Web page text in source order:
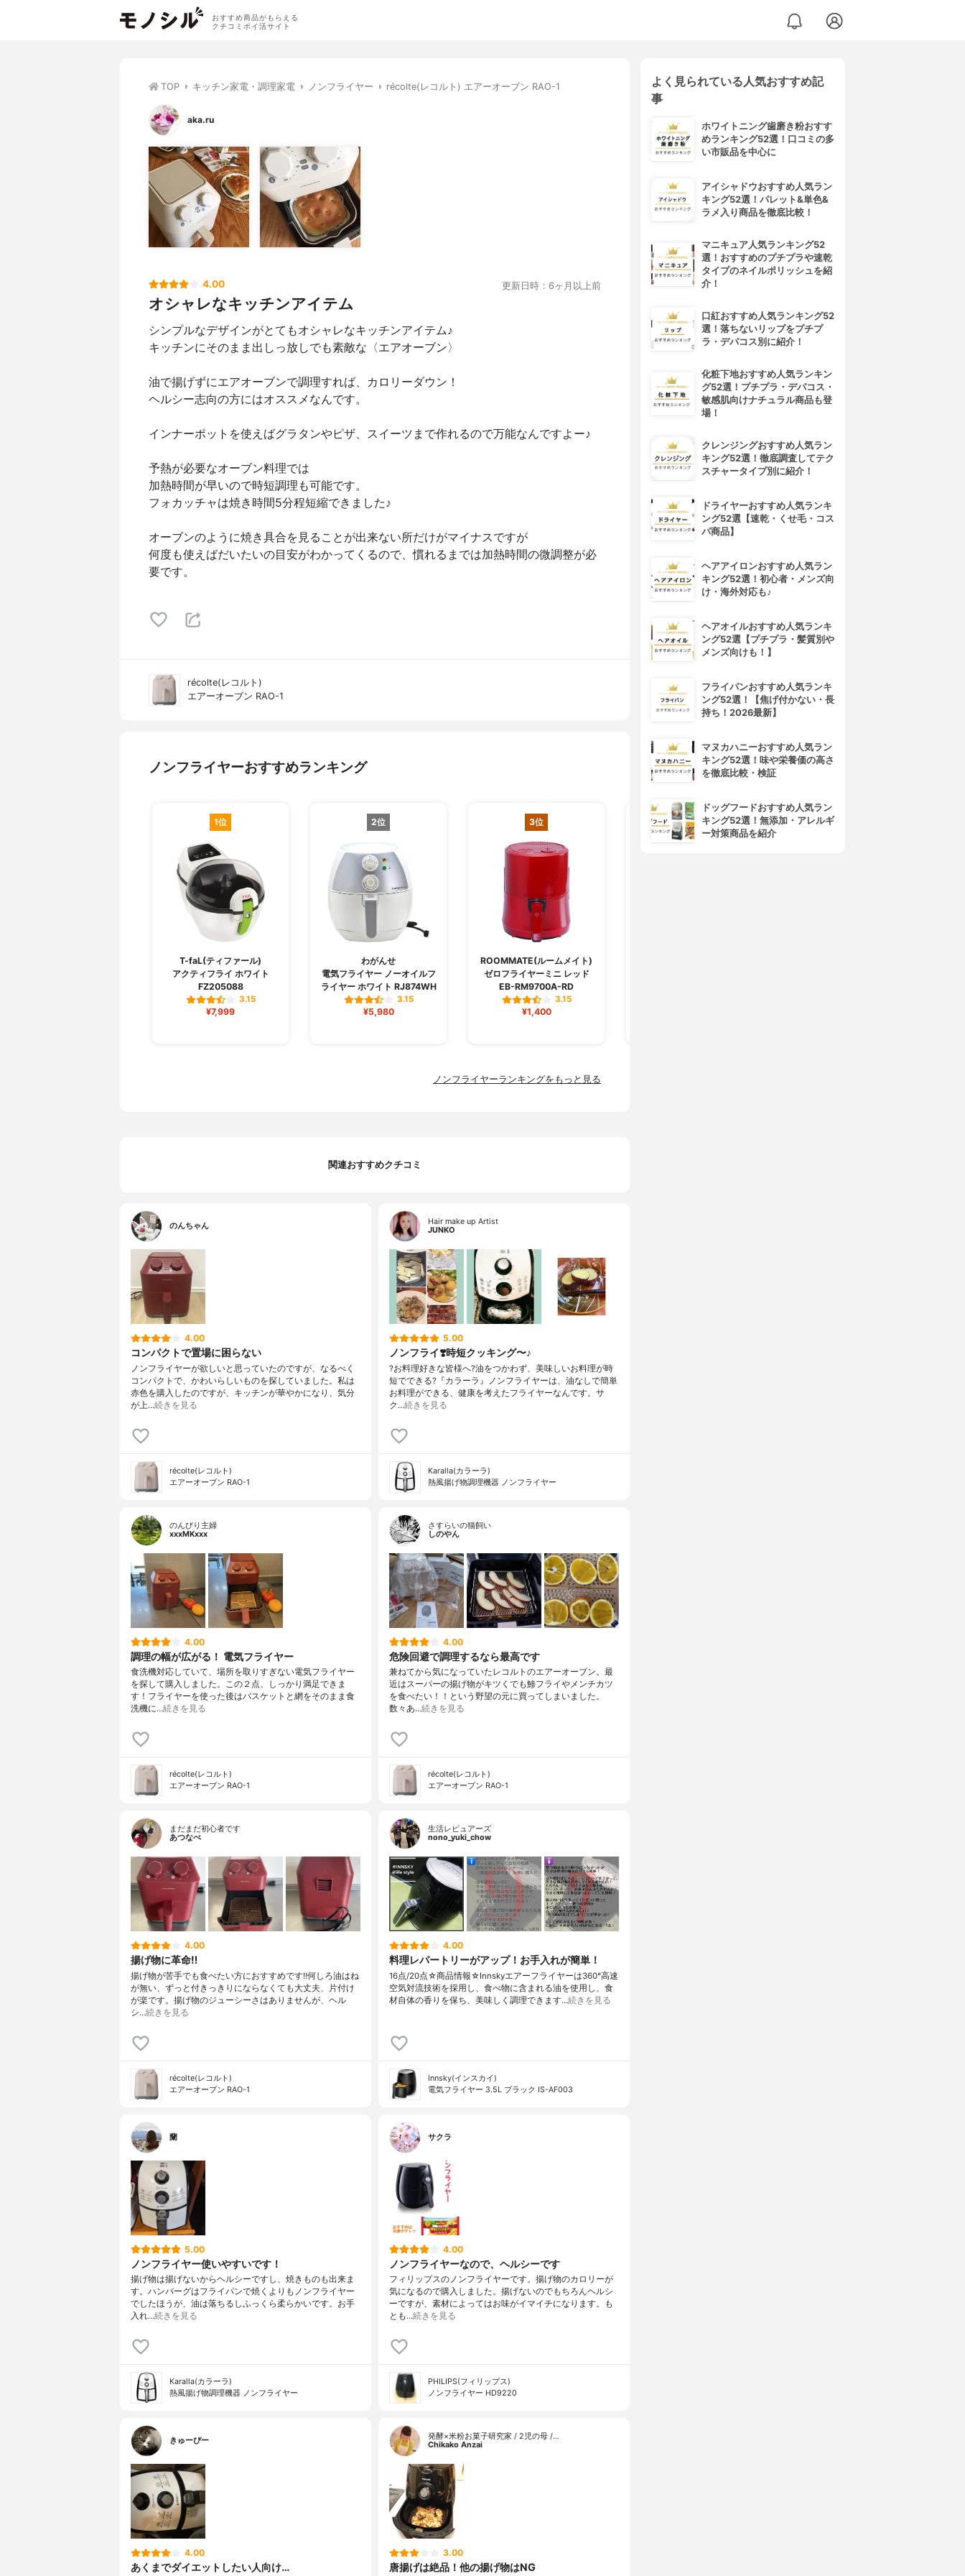
おすすめ商品がもらえる
クチコミポイ活サイト
TOP キッチン家電・調理家電 ノンフライヤー récolte(レコルト) エアーオーブン RAO-1
aka.ru
4.00 更新日時：6ヶ月以上前
オシャレなキッチンアイテム
シンプルなデザインがとてもオシャレなキッチンアイテム♪
キッチンにそのまま出しっ放しでも素敵な〈エアオーブン〉
油で揚げずにエアオーブンで調理すれば、カロリーダウン！
ヘルシー志向の方にはオススメなんです。
インナーポットを使えばグラタンやピザ、スイーツまで作れるので万能なんですよー♪
予熱が必要なオーブン料理では
加熱時間が早いので時短調理も可能です。
フォカッチャは焼き時間5分程短縮できました♪
オーブンのように焼き具合を見ることが出来ない所だけがマイナスですが
何度も使えばだいたいの目安がわかってくるので、慣れるまでは加熱時間の微調整が必
要です。
récolte(レコルト)
エアーオーブン RAO-1
ノンフライヤーおすすめランキング
1位
T-faL(ティファール)
アクティフライ ホワイト
FZ205088
3.15
¥7,999
2位
わがんせ
電気フライヤー ノーオイルフ
ライヤー ホワイト RJ874WH
3.15
¥5,980
3位
ROOMMATE(ルームメイト)
ゼロフライヤーミニ レッド
EB-RM9700A-RD
3.15
¥1,400
4位
ノンフライヤーランキングをもっと見る
関連おすすめクチコミ
のんちゃん
4.00
コンパクトで置場に困らない
ノンフライヤーが欲しいと思っていたのですが、なるべく
コンパクトで、かわいらしいものを探していました。私は
赤色を購入したのですが、キッチンが華やかになり、気分
が上…続きを見る
récolte(レコルト)
エアーオーブン RAO-1
Hair make up Artist
JUNKO
5.00
ノンフライ❣️時短クッキング〜♪
?お料理好きな皆様へ?油をつかわず、美味しいお料理が時
短でできる?『カラーラ』ノンフライヤーは、油なしで簡単
お料理ができる、健康を考えたフライヤーなんです。サ
ク…続きを見る
Karalla(カラーラ)
熱風揚げ物調理機器 ノンフライヤー
のんびり主婦
xxxMKxxx
4.00
調理の幅が広がる！ 電気フライヤー
食洗機対応していて、場所を取りすぎない電気フライヤー
を探して購入しました。この２点、しっかり満足できま
す！フライヤーを使った後はバスケットと網をそのまま食
洗機に…続きを見る
récolte(レコルト)
エアーオーブン RAO-1
さすらいの猫飼い
しのやん
4.00
危険回避で調理するなら最高です
兼ねてから気になっていたレコルトのエアーオーブン。最
近はスーパーの揚げ物がキツくでも鯵フライやメンチカツ
を食べたい！！という野望の元に買ってしまいました。
数々あ…続きを見る
récolte(レコルト)
エアーオーブン RAO-1
まだまだ初心者です
あつなべ
4.00
揚げ物に革命‼︎
揚げ物が苦手でも食べたい方におすすめです‼︎何しろ油はね
が無い、ずっと付きっきりにならなくても大丈夫、片付け
が楽です。揚げ物のジューシーさはありませんが、ヘル
シ…続きを見る
récolte(レコルト)
エアーオーブン RAO-1
生活レビュアーズ
nono_yuki_chow
4.00
料理レパートリーがアップ！お手入れが簡単！
16点/20点☆商品情報☆Innskyエアーフライヤーは360°高速
空気対流技術を採用し、食べ物に含まれる油を使用し、食
材自体の香りを保ち、美味しく調理できます…続きを見る
Innsky(インスカイ)
電気フライヤー 3.5L ブラック IS-AF003
蘭
5.00
ノンフライヤー使いやすいです！
揚げ物は揚げないからヘルシーですし、焼きものも出来ま
す。ハンバーグはフライパンで焼くよりもノンフライヤー
でしたほうが、油は落ちるしふっくら柔らかいです。お手
入れ…続きを見る
Karalla(カラーラ)
熱風揚げ物調理機器 ノンフライヤー
サクラ
4.00
ノンフライヤーなので、ヘルシーです
フィリップスのノンフライヤーです。揚げ物のカロリーが
気になるので購入しました。揚げないのでもちろんヘルシ
ーですが、素材によってはお味がイマイチになります。も
とも…続きを見る
PHILIPS(フィリップス)
ノンフライヤー HD9220
きゅーぴー
4.00
あくまでダイエットしたい人向け…
発酵×米粉お菓子研究家 / 2児の母 /…
Chikako Anzai
3.00
唐揚げは絶品！他の揚げ物はNG
よく見られている人気おすすめ記
事
ホワイトニング歯磨き粉おすす
めランキング52選！口コミの多
い市販品を中心に
アイシャドウおすすめ人気ラン
キング52選！パレット&単色&
ラメ入り商品を徹底比較！
マニキュア人気ランキング52
選！おすすめのプチプラや速乾
タイプのネイルポリッシュを紹
介！
口紅おすすめ人気ランキング52
選！落ちないリップをプチプ
ラ・デパコス別に紹介！
化粧下地おすすめ人気ランキン
グ52選！プチプラ・デパコス・
敏感肌向けナチュラル商品も登
場！
クレンジングおすすめ人気ラン
キング52選！徹底調査してテク
スチャータイプ別に紹介！
ドライヤーおすすめ人気ランキ
ング52選【速乾・くせ毛・コス
パ商品】
ヘアアイロンおすすめ人気ラン
キング52選！初心者・メンズ向
け・海外対応も♪
ヘアオイルおすすめ人気ランキ
ング52選【プチプラ・髪質別や
メンズ向けも！】
フライパンおすすめ人気ランキ
ング52選！【焦げ付かない・長
持ち！2026最新】
マヌカハニーおすすめ人気ラン
キング52選！味や栄養価の高さ
を徹底比較・検証
ドッグフードおすすめ人気ラン
キング52選！無添加・アレルギ
ー対策商品を紹介